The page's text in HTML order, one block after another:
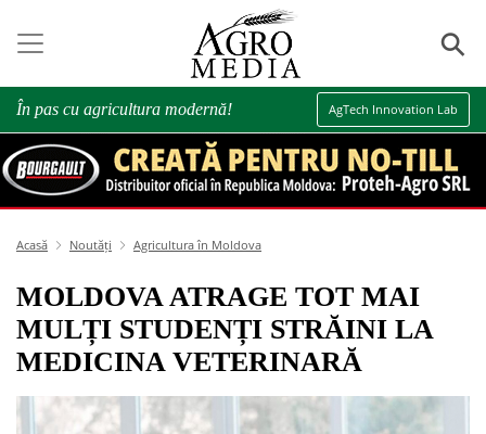
⚲
În pas cu agricultura modernă! AgTech Innovation Lab
Acasă Noutăți Agricultura în Moldova
MOLDOVA ATRAGE TOT MAI
MULȚI STUDENȚI STRĂINI LA
MEDICINA VETERINARĂ